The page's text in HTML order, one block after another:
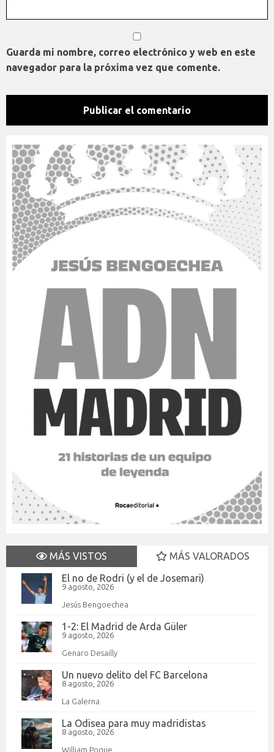
Guarda mi nombre, correo electrónico y web en este
navegador para la próxima vez que comente.
MÁS VISTOS
MÁS VALORADOS
El no de Rodri (y el de Josemari)
9 agosto, 2026
Jesús Bengoechea
1-2: El Madrid de Arda Güler
9 agosto, 2026
Genaro Desailly
Un nuevo delito del FC Barcelona
8 agosto, 2026
La Galerna
La Odisea para muy madridistas
8 agosto, 2026
William Pogue